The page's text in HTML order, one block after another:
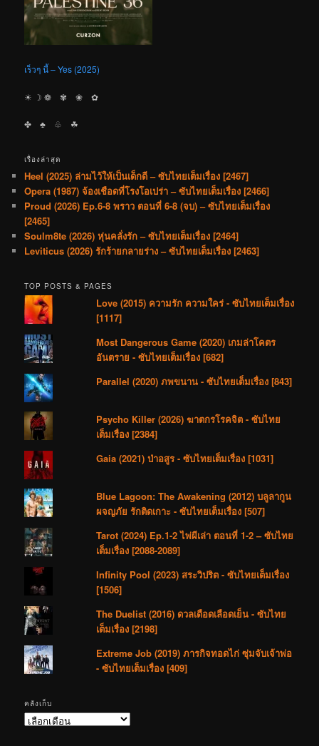
เร็วๆ นี้ – Yes (2025)
☀︎ ☽ ❁ ✾ ❀ ✿
✤ ♣︎ ♧ ☘︎
เรื่องล่าสุด
Heel (2025) ล่ามไว้ให้เป็นเด็กดี – ซับไทยเต็มเรื่อง [2467]
Opera (1987) จ้องเชือดที่โรงโอเปร่า – ซับไทยเต็มเรื่อง [2466]
Proud (2026) Ep.6-8 พราว ตอนที่ 6-8 (จบ) – ซับไทยเต็มเรื่อง
[2465]
Soulm8te (2026) หุ่นคลั่งรัก – ซับไทยเต็มเรื่อง [2464]
Leviticus (2026) รักร้ายกลายร่าง – ซับไทยเต็มเรื่อง [2463]
TOP POSTS & PAGES
Love (2015) ความรัก ความใคร่ - ซับไทยเต็มเรื่อง
[1117]
Most Dangerous Game (2020) เกมล่าโคตร
อันตราย - ซับไทยเต็มเรื่อง [682]
Parallel (2020) ภพขนาน - ซับไทยเต็มเรื่อง [843]
Psycho Killer (2026) ฆาตกรโรคจิต - ซับไทย
เต็มเรื่อง [2384]
Gaia (2021) ป่าอสูร - ซับไทยเต็มเรื่อง [1031]
Blue Lagoon: The Awakening (2012) บลูลากูน
ผจญภัย รักติดเกาะ - ซับไทยเต็มเรื่อง [507]
Tarot (2024) Ep.1-2 ไพ่ผีเล่า ตอนที่ 1-2 – ซับไทย
เต็มเรื่อง [2088-2089]
Infinity Pool (2023) สระวิปริต - ซับไทยเต็มเรื่อง
[1506]
The Duelist (2016) ดวลเดือดเลือดเย็น - ซับไทย
เต็มเรื่อง [2198]
Extreme Job (2019) ภารกิจทอดไก่ ซุ่มจับเจ้าพ่อ
- ซับไทยเต็มเรื่อง [409]
คลังเก็บ
คลัง